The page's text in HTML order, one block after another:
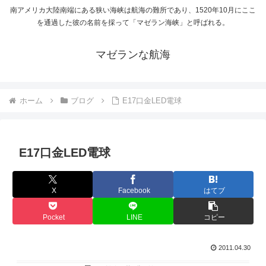
南アメリカ大陸南端にある狭い海峡は航海の難所であり、1520年10月にここ
を通過した彼の名前を採って「マゼラン海峡」と呼ばれる。
マゼランな航海
ホーム ブログ E17口金LED電球
E17口金LED電球
X Facebook はてブ
Pocket LINE コピー
2011.04.30